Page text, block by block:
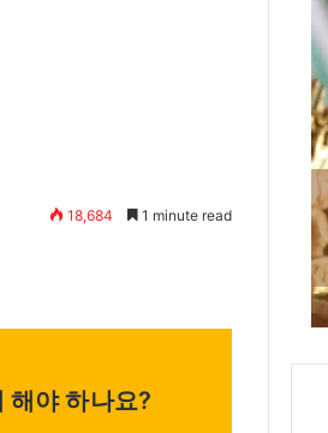
18,684 1 minute read
해야 하나요?